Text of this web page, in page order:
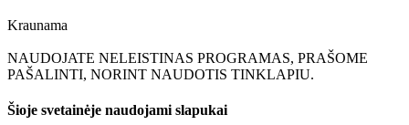
Kraunama
NAUDOJATE NELEISTINAS PROGRAMAS, PRAŠOME
PAŠALINTI, NORINT NAUDOTIS TINKLAPIU.
Šioje svetainėje naudojami slapukai